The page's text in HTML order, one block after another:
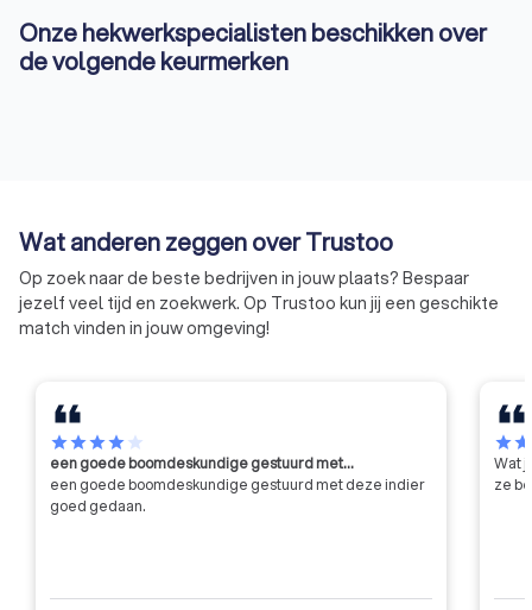
Onze hekwerkspecialisten beschikken over
de volgende keurmerken
Wat anderen zeggen over Trustoo
Op zoek naar de beste bedrijven in jouw plaats? Bespaar
jezelf veel tijd en zoekwerk. Op Trustoo kun jij een geschikte
match vinden in jouw omgeving!
starstarstarstarstar
een goede boomdeskundige gestuurd met…
een goede boomdeskundige gestuurd met deze indier
goed gedaan.
starstar
Wat
ze